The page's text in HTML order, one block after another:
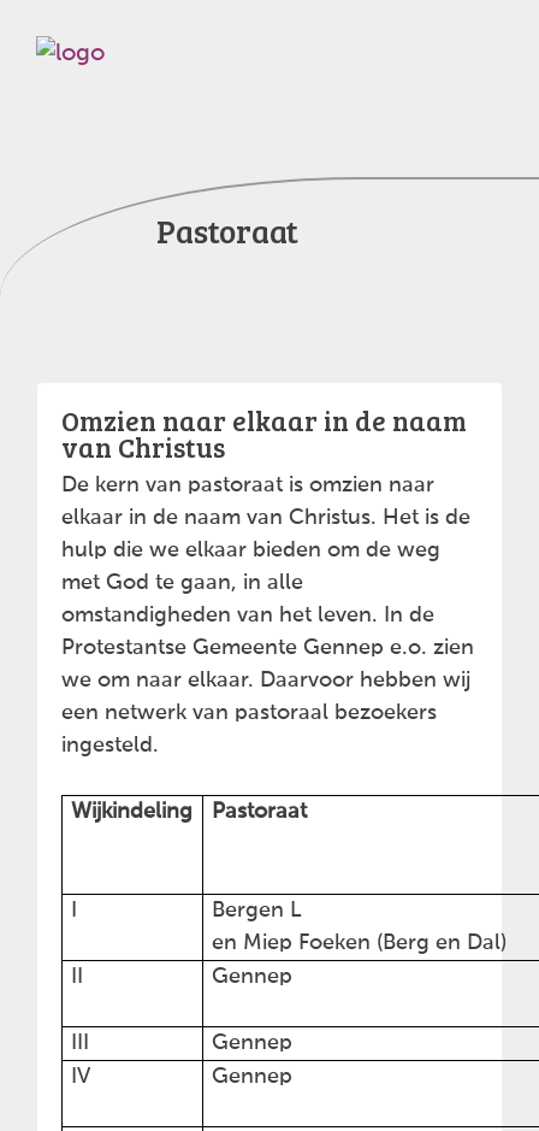
Pastoraat
Omzien naar elkaar in de naam
van Christus
De kern van pastoraat is omzien naar
elkaar in de naam van Christus. Het is de
hulp die we elkaar bieden om de weg
met God te gaan, in alle
omstandigheden van het leven. In de
Protestantse Gemeente Gennep e.o. zien
we om naar elkaar. Daarvoor hebben wij
een netwerk van pastoraal bezoekers
ingesteld.
Wijkindeling Pastoraat
Bergen L
en Miep Foeken (Berg en Dal)
Gennep
Gennep
IV
Gennep